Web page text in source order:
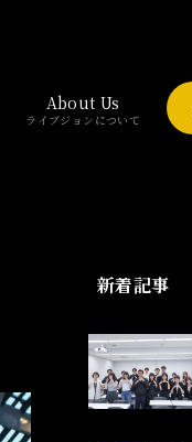
About Us
ライブジョンについて
新着記事